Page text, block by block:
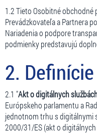
1.2 Tieto Osobitné
Prevádzkovateľa a Partnera
Nariadenia o podpore
podmienky predstavujú
2.
2.1 "Akt o digitálnych
Európskeho parlamentu a
jednotnom trhu s digitálnymi
2000/31/ES (akt o digitálnych